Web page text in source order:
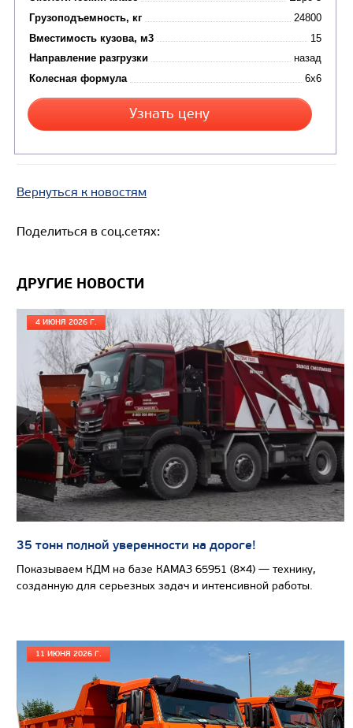
Грузоподъемность, кг
Вместимость кузова, м3
Направление разгрузки
Колесная формула
Узнать цену
САМОСВАЛ КАМАЗ-65802
Вернуться к новостям
Поделиться в соц.сетях:
ДРУГИЕ НОВОСТИ
4 ИЮНЯ 2026 Г.
35 тонн полной уверенности на дороге!
Показываем КДМ на базе КАМАЗ 65951 (8×4) — технику,
созданную для серьезных задач и интенсивной работы.
11 ИЮНЯ 2026 Г.